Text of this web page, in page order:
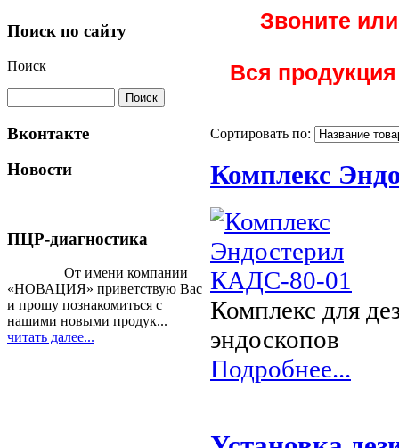
Поиск по сайту
Поиск
Вконтакте
Новости
ПЦР-диагностика
От имени компании
«НОВАЦИЯ» приветствую Вас
и прошу познакомиться с
нашими новыми продук...
читать далее...
Звоните
Вся
Сортировать по:
Комплекс
Комплекс для
эндоскопов
Подробнее...